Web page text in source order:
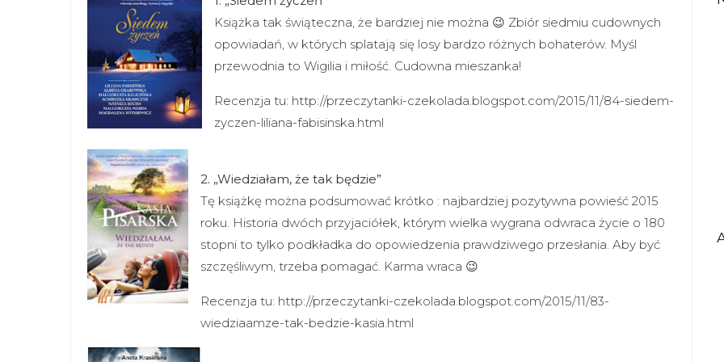
Książka tak świąteczna, że bardziej nie można 😉 Zbiór siedmiu cudownych
opowiadań, w których splatają się losy bardzo różnych bohaterów. Myśl
przewodnia to Wigilia i miłość. Cudowna mieszanka!
Recenzja tu: http://przeczytanki-czekolada.blogspot.com/2015/11/84-siedem-
zyczen-liliana-fabisinska.html
2. „Wiedziałam, że tak będzie”
Tę książkę można podsumować krótko : najbardziej pozytywna powieść 2015
roku. Historia dwóch przyjaciółek, którym wielka wygrana odwraca życie o 180
stopni to tylko podkładka do opowiedzenia prawdziwego przesłania. Aby być
szczęśliwym, trzeba pomagać. Karma wraca 😉
Recenzja tu: http://przeczytanki-czekolada.blogspot.com/2015/11/83-
wiedziaamze-tak-bedzie-kasia.html